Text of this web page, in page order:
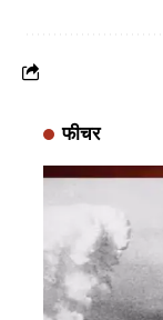
फीचर